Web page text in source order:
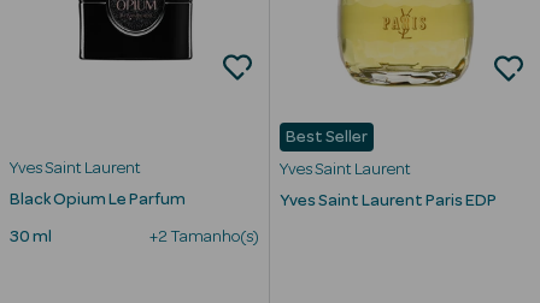
Cuidados de
Yves Saint Laurent
Black Opium Le Parfum
30 ml +2 Tamanho(s)
Best Seller
Yves Saint Laurent
Yves Saint Laurent Paris EDP